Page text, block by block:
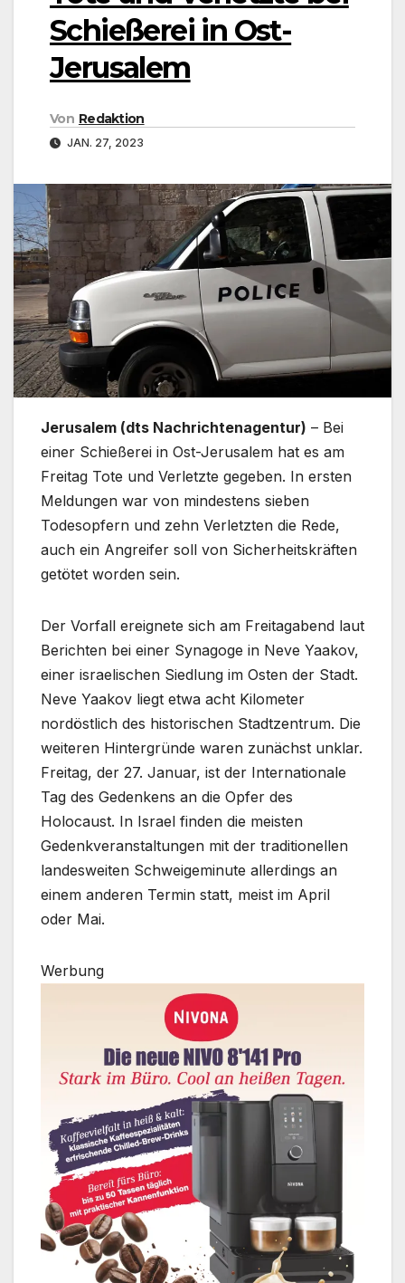
Schießerei in Ost-
Jerusalem
Von Redaktion
JAN. 27, 2023
Jerusalem (dts Nachrichtenagentur) – Bei
einer Schießerei in Ost-Jerusalem hat es am
Freitag Tote und Verletzte gegeben. In ersten
Meldungen war von mindestens sieben
Todesopfern und zehn Verletzten die Rede,
auch ein Angreifer soll von Sicherheitskräften
getötet worden sein.
Der Vorfall ereignete sich am Freitagabend laut
Berichten bei einer Synagoge in Neve Yaakov,
einer israelischen Siedlung im Osten der Stadt.
Neve Yaakov liegt etwa acht Kilometer
nordöstlich des historischen Stadtzentrum. Die
weiteren Hintergründe waren zunächst unklar.
Freitag, der 27. Januar, ist der Internationale
Tag des Gedenkens an die Opfer des
Holocaust. In Israel finden die meisten
Gedenkveranstaltungen mit der traditionellen
landesweiten Schweigeminute allerdings an
einem anderen Termin statt, meist im April
oder Mai.
Werbung